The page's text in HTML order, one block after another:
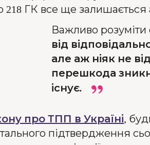
ГК все ще залишається
Важливо
від
але аж ніяк не
перешкода
існує.
про ТПП в Україні,
підтвердження